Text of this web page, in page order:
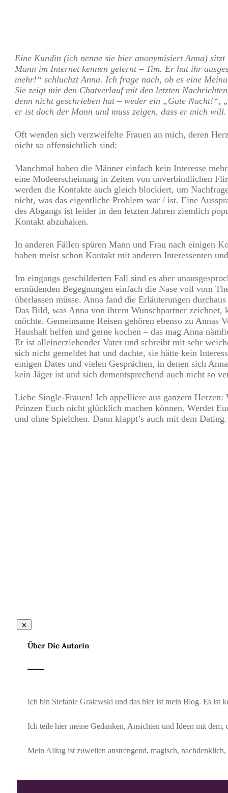
Eine Kundin (ich nenne sie hier anonymisiert Anna)
Mann im Internet kennen gelernt – Tim. Er hat ihr
mehr!“ schluchzt Anna. Ich frage nach, ob es eine
Sie zeigt mir den Chatverlauf mit den letzten
denn nicht geschrieben hat – weder ein „Gute Nacht!“,
er ist doch der Mann und muss zeigen, dass er mich
Oft wenden sich verzweifelte Frauen an mich, deren
nicht so offensichtlich sind:
Manchmal haben die Männer einfach kein Interesse
eine Modeerscheinung in Zeiten von unverbindlichen
werden die Kontakte auch gleich blockiert, um
nicht, was das eigentliche Problem war / ist. Eine
des Abgangs ist leider in den letzten Jahren ziemlich
Kontakt abzuhaken.
In anderen Fällen spüren Mann und Frau nach einigen
haben meist schon Kontakt mit anderen Interessenten
Im eingangs geschilderten Fall sind es aber
ermüdenden Begegnungen einfach die Nase voll vom
überlassen müsse. Anna fand die Erläuterungen
Das Bild, was Anna von ihrem Wunschpartner
möchte. Gemeinsame Reisen gehören ebenso zu
Haushalt helfen und gerne kochen – das mag Anna
Er ist alleinerziehender Vater und schreibt mit sehr
sich nicht gemeldet hat und dachte, sie hätte kein
einigen Dates und vielen Gesprächen, in denen sich
kein Jäger ist und sich dementsprechend auch nicht so
Liebe Single-Frauen! Ich appelliere aus ganzem
Prinzen Euch nicht glücklich machen können. Werdet
und ohne Spielchen. Dann klappt’s auch mit dem Dating.
Über Die Autorin
Ich bin Stefanie Gralewski und das hier ist mein Blog. Es ist
Ich teile hier meine Gedanken, Ansichten und Ideen mit dem,
Mein Alltag ist zuweilen anstrengend, magisch,